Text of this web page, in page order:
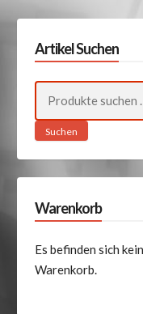
Artikel Suchen
nach:
Suchen
Warenkorb
Es befinden sich
Warenkorb.